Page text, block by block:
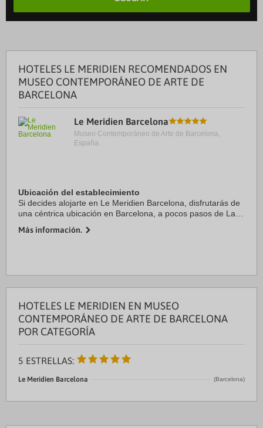
HOTELES LE MERIDIEN RECOMENDADOS EN
MUSEO CONTEMPORÁNEO DE ARTE DE
BARCELONA
Le Meridien Barcelona
Museo Contemporáneo de Arte de Barcelona,
España.
Ubicación del establecimiento
Si decides alojarte en Le Meridien Barcelona, disfrutarás de
una céntrica ubicación en Barcelona, a pocos pasos de La
Además, este hotel de lujo se ...
Más información.
HOTELES LE MERIDIEN EN MUSEO
CONTEMPORÁNEO DE ARTE DE BARCELONA
POR CATEGORÍA
5 ESTRELLAS:
Le Meridien Barcelona (Barcelona)